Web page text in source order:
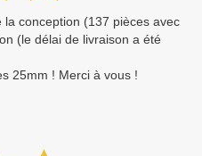
conception (137 pièces avec
(le délai de livraison a été
25mm ! Merci à vous !